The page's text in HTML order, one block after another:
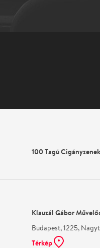
100 Tagú
Klauzál Gábor
Budapest, 1225,
Térkép